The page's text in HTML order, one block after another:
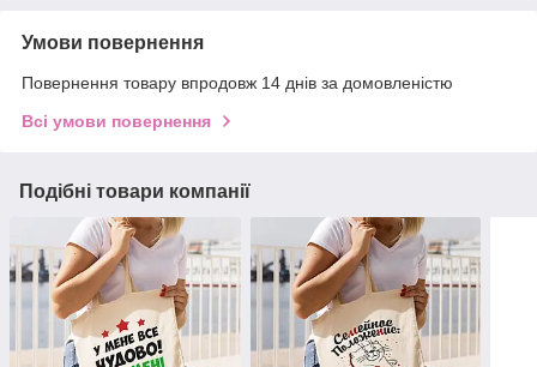
Умови повернення
Повернення товару впродовж 14 днів за домовленістю
Всі умови повернення
Подібні товари компанії